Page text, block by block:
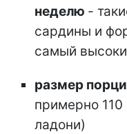
неделю -
сардины и
самый
размер
примерно
ладони)